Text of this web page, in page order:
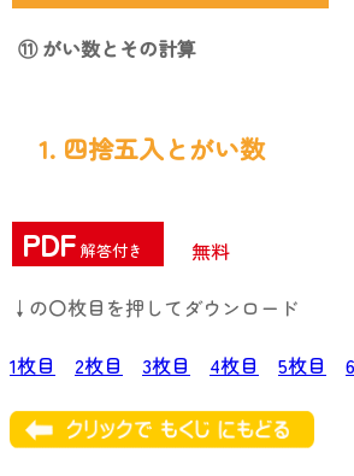
⑪ がい数とその計算
1. 四捨五入とがい数
PDF 解答付き
無料
↓の〇枚目を押してダウンロード
1枚目
2枚目 3枚目 4枚目 5枚目